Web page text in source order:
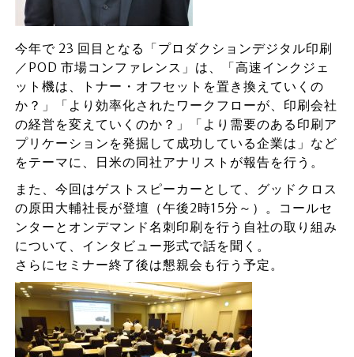
今年で 23 回目となる「プロダクションデジタル印刷
／POD 市場コンファレンス」は、「高速インクジェ
ット機は、トナー・オフセットを置き換えていくの
か？」「より効率化されたワークフローが、印刷会社
の経営を変えていくのか？」「より需要のある印刷ア
プリケーションを発掘して成功している企業は」など
をテーマに、日米の同社アナリストが報告を行う。
また、今回はゲストスピーカーとして、グッドクロス
の原田大輔社長が登壇（午後2時15分～）。コールセ
ンターとオンデマンド名刺印刷を行う自社の取り組み
について、インタビュー形式で話を聞く。
さらにセミナー終了後は懇親会も行う予定。